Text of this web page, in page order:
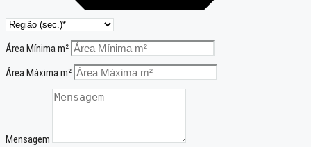
Área Mínima m²
Área Máxima m²
Mensagem